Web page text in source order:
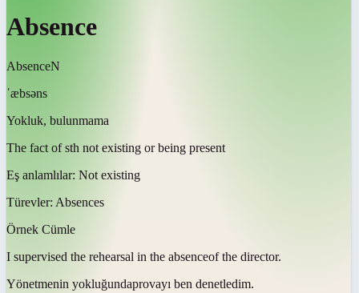
Absence
AbsenceN
ˈæbsəns
Yokluk, bulunmama
The fact of sth not existing or being present
Eş anlamlılar: Not existing
Türevler: Absences
Örnek Cümle
I supervised the rehearsal in the absenceof the director.
Yönetmenin yokluğundaprovayı ben denetledim.